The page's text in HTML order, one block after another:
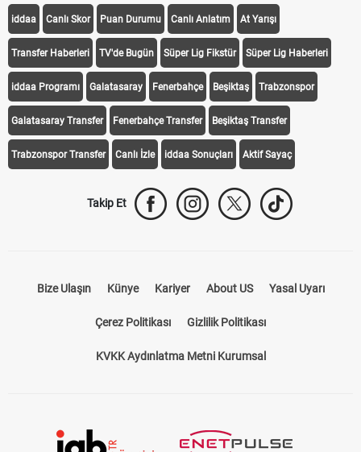
iddaa Canlı Skor Puan Durumu Canlı Anlatım At Yarışı
Transfer Haberleri TV'de Bugün Süper Lig Fikstür Süper Lig Haberleri
iddaa Programı Galatasaray Fenerbahçe Beşiktaş Trabzonspor
Galatasaray Transfer Fenerbahçe Transfer Beşiktaş Transfer
Trabzonspor Transfer Canlı İzle iddaa Sonuçları Aktif Sayaç
Takip Et
Bize Ulaşın Künye Kariyer About US Yasal Uyarı
Çerez Politikası Gizlilik Politikası
KVKK Aydınlatma Metni Kurumsal